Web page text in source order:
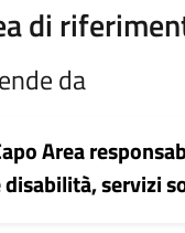
di
da
Area
disabilità, servizi